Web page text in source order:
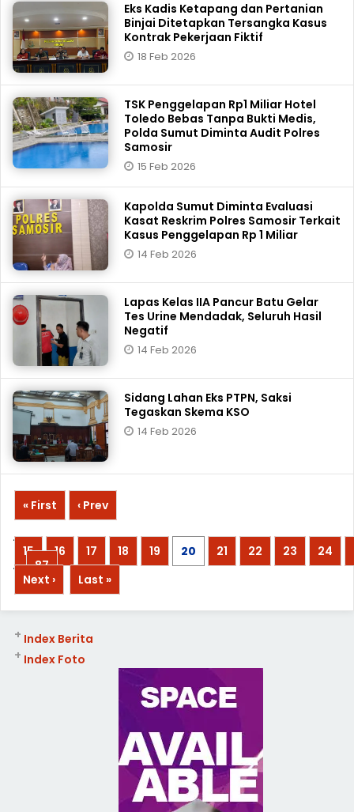
Eks Kadis Ketapang dan Pertanian
Binjai Ditetapkan Tersangka Kasus
Kontrak Pekerjaan Fiktif
18 Feb 2026
TSK Penggelapan Rp1 Miliar Hotel
Toledo Bebas Tanpa Bukti Medis,
Polda Sumut Diminta Audit Polres
Samosir
15 Feb 2026
Kapolda Sumut Diminta Evaluasi
Kasat Reskrim Polres Samosir Terkait
Kasus Penggelapan Rp 1 Miliar
14 Feb 2026
Lapas Kelas IIA Pancur Batu Gelar
Tes Urine Mendadak, Seluruh Hasil
Negatif
14 Feb 2026
Sidang Lahan Eks PTPN, Saksi
Tegaskan Skema KSO
14 Feb 2026
« First
‹ Prev
...
15
16 17 18 19 20 21 22 23 24
...
87
Next ›
Last »
Index Berita
+
Index Foto
+